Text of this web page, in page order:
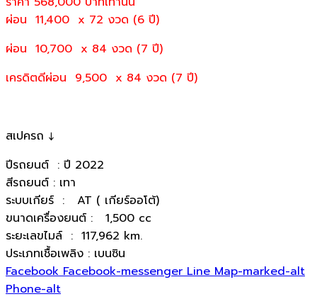
ผ่อน 11,400 x 72 งวด (6 ปี)
ผ่อน 10,700 x 84 งวด (7 ปี)
เครดิตดีผ่อน 9,500 x 84 งวด (7 ปี)
สเปครถ ↓
ปีรถยนต์ : ปี 2022
สีรถยนต์ : เทา
ระบบเกียร์ : AT ( เกียร์ออโต้)
ขนาดเครื่องยนต์ : 1,500 cc
ระยะเลขไมล์ : 117,962 km.
ประเภทเชื้อเพลิง : เบนซิน
Facebook Facebook-messenger Line Map-marked-alt
Phone-alt